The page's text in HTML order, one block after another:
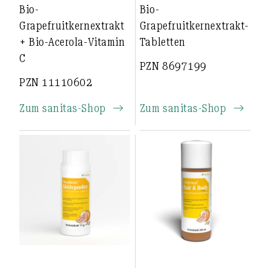
Bio-
Grapefruitkernextrakt
+ Bio-Acerola-Vitamin
C
PZN 11110602
Zum sanitas-Shop
Bio-
Grapefruitkernextrakt-
Tabletten
PZN 8697199
Zum sanitas-Shop